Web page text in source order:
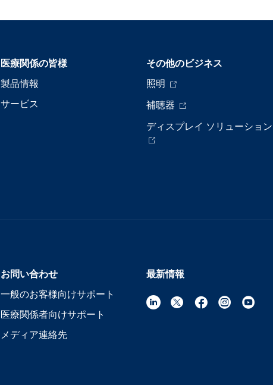
医療関係の皆様
製品情報
サービス
その他のビジネス
照明
補聴器
ディスプレイ ソリューション
お問い合わせ
一般のお客様向けサポート
医療関係者向けサポート
メディア連絡先
最新情報